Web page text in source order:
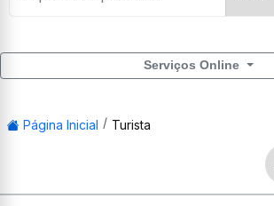
Serviços Online
Página Inicial Turista